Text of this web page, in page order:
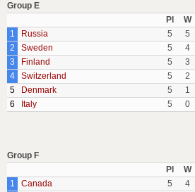
Group E
Pl
W
1
Russia 5 5
2
Sweden 5 4
3
Finland 5 3
4
Switzerland 5 2
5
Denmark 5 1
6
Italy 5 0
Group F
Pl
W
1
Canada 5 4